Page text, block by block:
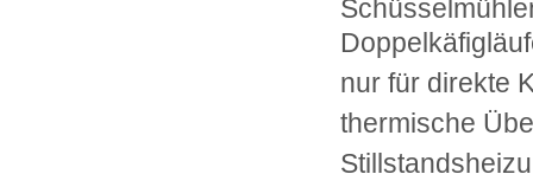
nur für direkte
thermische